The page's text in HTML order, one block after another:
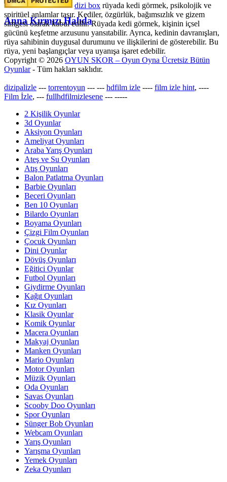
Anna Kırmızı Halıda
dizi box rüyada kedi görmek​, psikolojik ve
spiritüel anlamlar taşır. Kediler, özgürlük, bağımsızlık ve gizem
simgesi olarak kabul edilir. Rüyada kedi görmek, kişinin içsel
gücünü keşfetme arzusunu yansıtabilir. Ayrıca, kedinin davranışları,
rüya sahibinin duygusal durumunu ve ilişkilerini de gösterebilir. Bu
rüya, yeni başlangıçlar veya uyanışa işaret edebilir.
Copyright © 2026 OYUN SKOR – Oyun Oyna Ücretsiz Bütün
Oyunlar- Tüm hakları saklıdır.
dizipalizle --- torrentoyun --- --- hdfilm izle ---- film izle hint, ----
Film İzle, --- fullhdfilmizlesene --- -----
2 Kişilik Oyunlar
3d Oyunlar
Aksiyon Oyunları
Ameliyat Oyunları
Araba Yarış Oyunları
Ateş ve Su Oyunları
Atış Oyunları
Balon Patlatma Oyunları
Barbie Oyunları
Beceri Oyunları
Ben 10 Oyunları
Bilardo Oyunları
Boyama Oyunları
Çizgi Film Oyunları
Çocuk Oyunları
Dini Oyunlar
Dövüş Oyunları
Eğitici Oyunlar
Futbol Oyunları
Giydirme Oyunları
Kağıt Oyunları
Kız Oyunları
Klasik Oyunlar
Komik Oyunlar
Macera Oyunları
Makyaj Oyunları
Manken Oyunları
Mario Oyunları
Motor Oyunları
Müzik Oyunları
Oda Oyunları
Savas Oyunları
Scooby Doo Oyunları
Spor Oyunları
Sünger Bob Oyunları
Webcam Oyunları
Yarış Oyunları
Yarışma Oyunları
Yemek Oyunları
Zeka Oyunları